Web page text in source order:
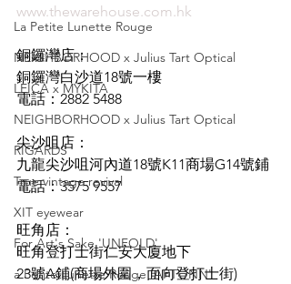
La Petite Lunette Rouge
NEIGHBORHOOD x Julius Tart Optical
LEICA x MYKITA
NEIGHBORHOOD x Julius Tart Optical
RIGARDS
True vintage revival
XIT eyewear
For Art's Sake 'UNFOLD'
a Petite Lunette Rouge 'APTONN'
www.thewarehouse.com.hk
銅鑼灣店：
銅鑼灣白沙道18號一樓
電話：2882 5488
尖沙咀店：
九龍尖沙咀河內道18號K11商場G14號鋪
電話：3575 9557
旺角店：
旺角登打士街仁安大廈地下
23號A鋪(商場外圍，面向登打士街)